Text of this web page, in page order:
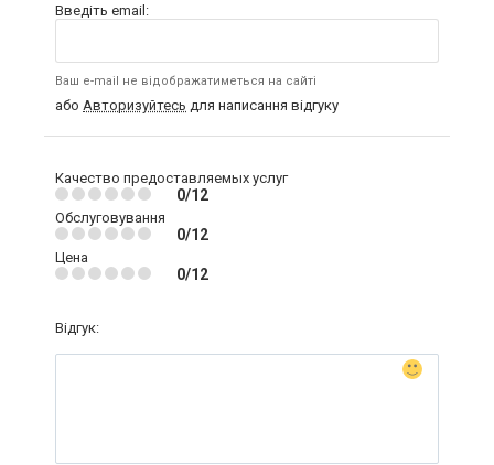
Введіть email:
Ваш e-mail не відображатиметься на сайті
або Авторизуйтесь для написання відгуку
Качество предоставляемых услуг
0/12
Обслуговування
0/12
Цена
0/12
Відгук: